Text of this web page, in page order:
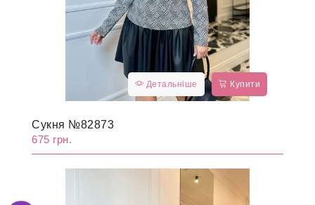
Детальніше Купити
Сукня №82873
675 грн.